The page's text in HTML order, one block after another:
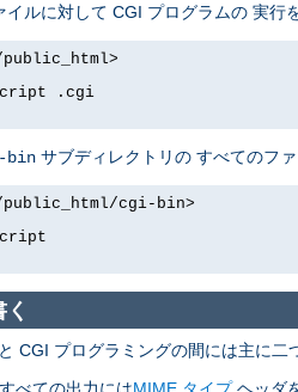
ルに対して CGI プログラムの 実行
.cgi
bin サブディレクトリの すべてのフ
cgi-bin>
CGI プログラミングの間には主に二